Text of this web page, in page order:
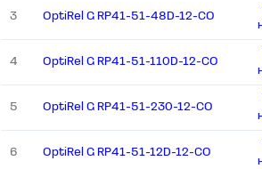
3 OptiRel G RP41-51-48D-12-CO
4 OptiRel G RP41-51-110D-12-CO
5 OptiRel G RP41-51-230-12-CO
6 OptiRel G RP41-51-12D-12-CO